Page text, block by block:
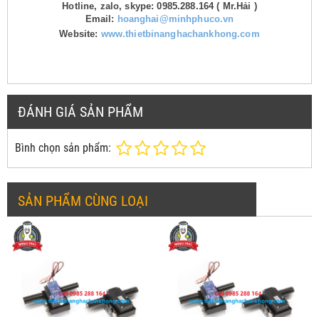
Hotline, zalo, skype: 0985.288.164 ( Mr.Hải )
Email: hoanghai@minhphuco.vn
Website: www.thietbinanghachankhong.com
ĐÁNH GIÁ SẢN PHẨM
Bình chọn sản phẩm:
SẢN PHẨM CÙNG LOẠI